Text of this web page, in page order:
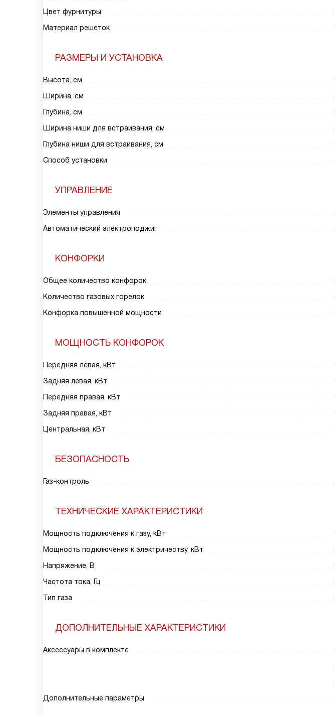
Цвет фурнитуры
Материал решеток
РАЗМЕРЫ И УСТАНОВКА
Высота, см
Ширина, см
Глубина, см
Ширина ниши для встраивания, см
Глубина ниши для встраивания, см
Способ установки
УПРАВЛЕНИЕ
Элементы управления
Автоматический электроподжиг
КОНФОРКИ
Общее количество конфорок
Количество газовых горелок
Конфорка повышенной мощности
МОЩНОСТЬ КОНФОРОК
Передняя левая, кВт
Задняя левая, кВт
Передняя правая, кВт
Задняя правая, кВт
Центральная, кВт
БЕЗОПАСНОСТЬ
Газ-контроль
ТЕХНИЧЕСКИЕ ХАРАКТЕРИСТИКИ
Мощность подключения к газу, кВт
Мощность подключения к электричеству, кВт
Напряжение, В
Частота тока, Гц
Тип газа
ДОПОЛНИТЕЛЬНЫЕ ХАРАКТЕРИСТИКИ
Аксессуары в комплекте
Дополнительные параметры